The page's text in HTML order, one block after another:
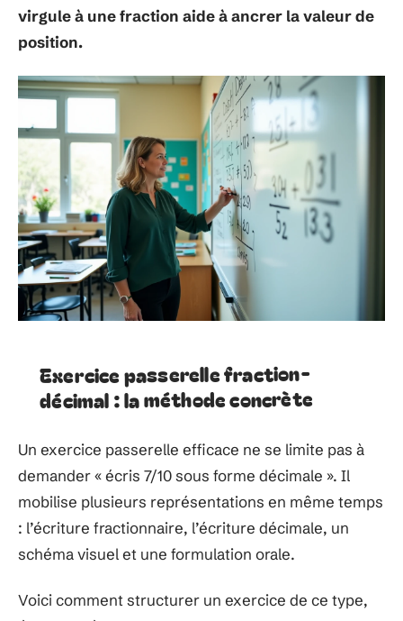
virgule à une fraction aide à ancrer la valeur de
position.
Exercice passerelle fraction-
décimal : la méthode concrète
Un exercice passerelle efficace ne se limite pas à
demander « écris 7/10 sous forme décimale ». Il
mobilise plusieurs représentations en même temps
: l’écriture fractionnaire, l’écriture décimale, un
schéma visuel et une formulation orale.
Voici comment structurer un exercice de ce type,